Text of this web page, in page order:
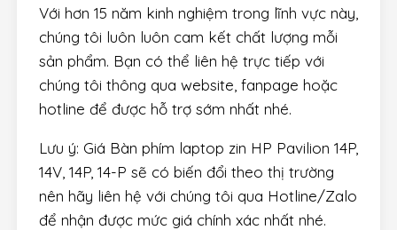
Với hơn 15 năm kinh nghiệm trong lĩnh vực này,
chúng tôi luôn luôn cam kết chất lượng mỗi
sản phẩm. Bạn có thể liên hệ trực tiếp với
chúng tôi thông qua website, fanpage hoặc
hotline để được hỗ trợ sớm nhất nhé.
Lưu ý: Giá Bàn phím laptop zin HP Pavilion 14P,
14V, 14P, 14-P sẽ có biến đổi theo thị trường
nên hãy liên hệ với chúng tôi qua Hotline/Zalo
để nhận được mức giá chính xác nhất nhé.